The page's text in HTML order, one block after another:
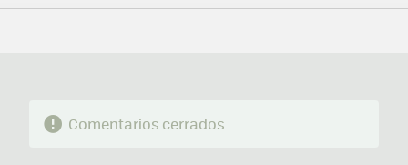
FACEBOOK
TWITTERFLIPBOARD
E-
WHATSAPP
Comentarios cerrados